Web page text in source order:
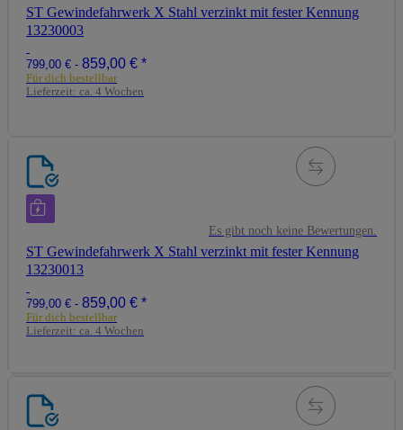
ST Gewindefahrwerk X Stahl verzinkt mit fester Kennung
13230003
799,00 € - 859,00 € *
Für dich bestellbar
Lieferzeit: ca. 4 Wochen
Es gibt noch keine Bewertungen.
ST Gewindefahrwerk X Stahl verzinkt mit fester Kennung
13230013
799,00 € - 859,00 € *
Für dich bestellbar
Lieferzeit: ca. 4 Wochen